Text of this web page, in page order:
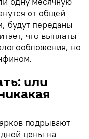
от общей
будут переданы
что выплаты
но
или
подрывают
цены на